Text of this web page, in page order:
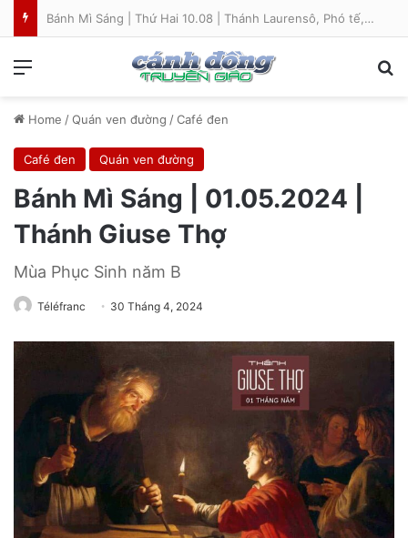
Bánh Mì Sáng | Thứ Hai 10.08 | Thánh Laurensô, Phó tế, tử đạo
Home /Quán ven đường /Café đen
Café đen Quán ven đường
Bánh Mì Sáng | 01.05.2024 |
Thánh Giuse Thợ
Mùa Phục Sinh năm B
Téléfranc 30 Tháng 4, 2024